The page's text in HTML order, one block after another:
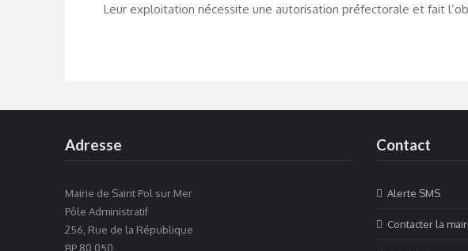
Leur exploitation nécessite une autorisation préfectorale et fait
Adresse
Mairie de Saint Pol sur Mer
Pôle Administratif
256, Rue de la République
BP 80 050
Contact
Alerte SMS
Contacter la